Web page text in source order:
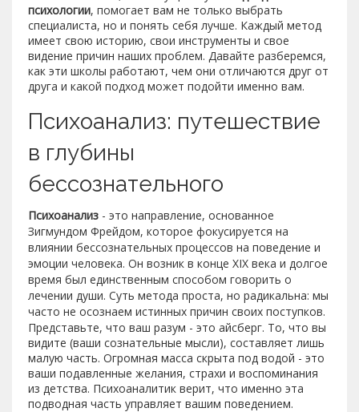
психологии, помогает вам не только выбрать
специалиста, но и понять себя лучше. Каждый метод
имеет свою историю, свои инструменты и свое
видение причин наших проблем. Давайте разберемся,
как эти школы работают, чем они отличаются друг от
друга и какой подход может подойти именно вам.
Психоанализ: путешествие
в глубины
бессознательного
Психоанализ - это направление, основанное
Зигмундом Фрейдом, которое фокусируется на
влиянии бессознательных процессов на поведение и
эмоции человека. Он возник в конце XIX века и долгое
время был единственным способом говорить о
лечении души. Суть метода проста, но радикальна: мы
часто не осознаем истинных причин своих поступков.
Представьте, что ваш разум - это айсберг. То, что вы
видите (ваши сознательные мысли), составляет лишь
малую часть. Огромная масса скрыта под водой - это
ваши подавленные желания, страхи и воспоминания
из детства. Психоаналитик верит, что именно эта
подводная часть управляет вашим поведением.